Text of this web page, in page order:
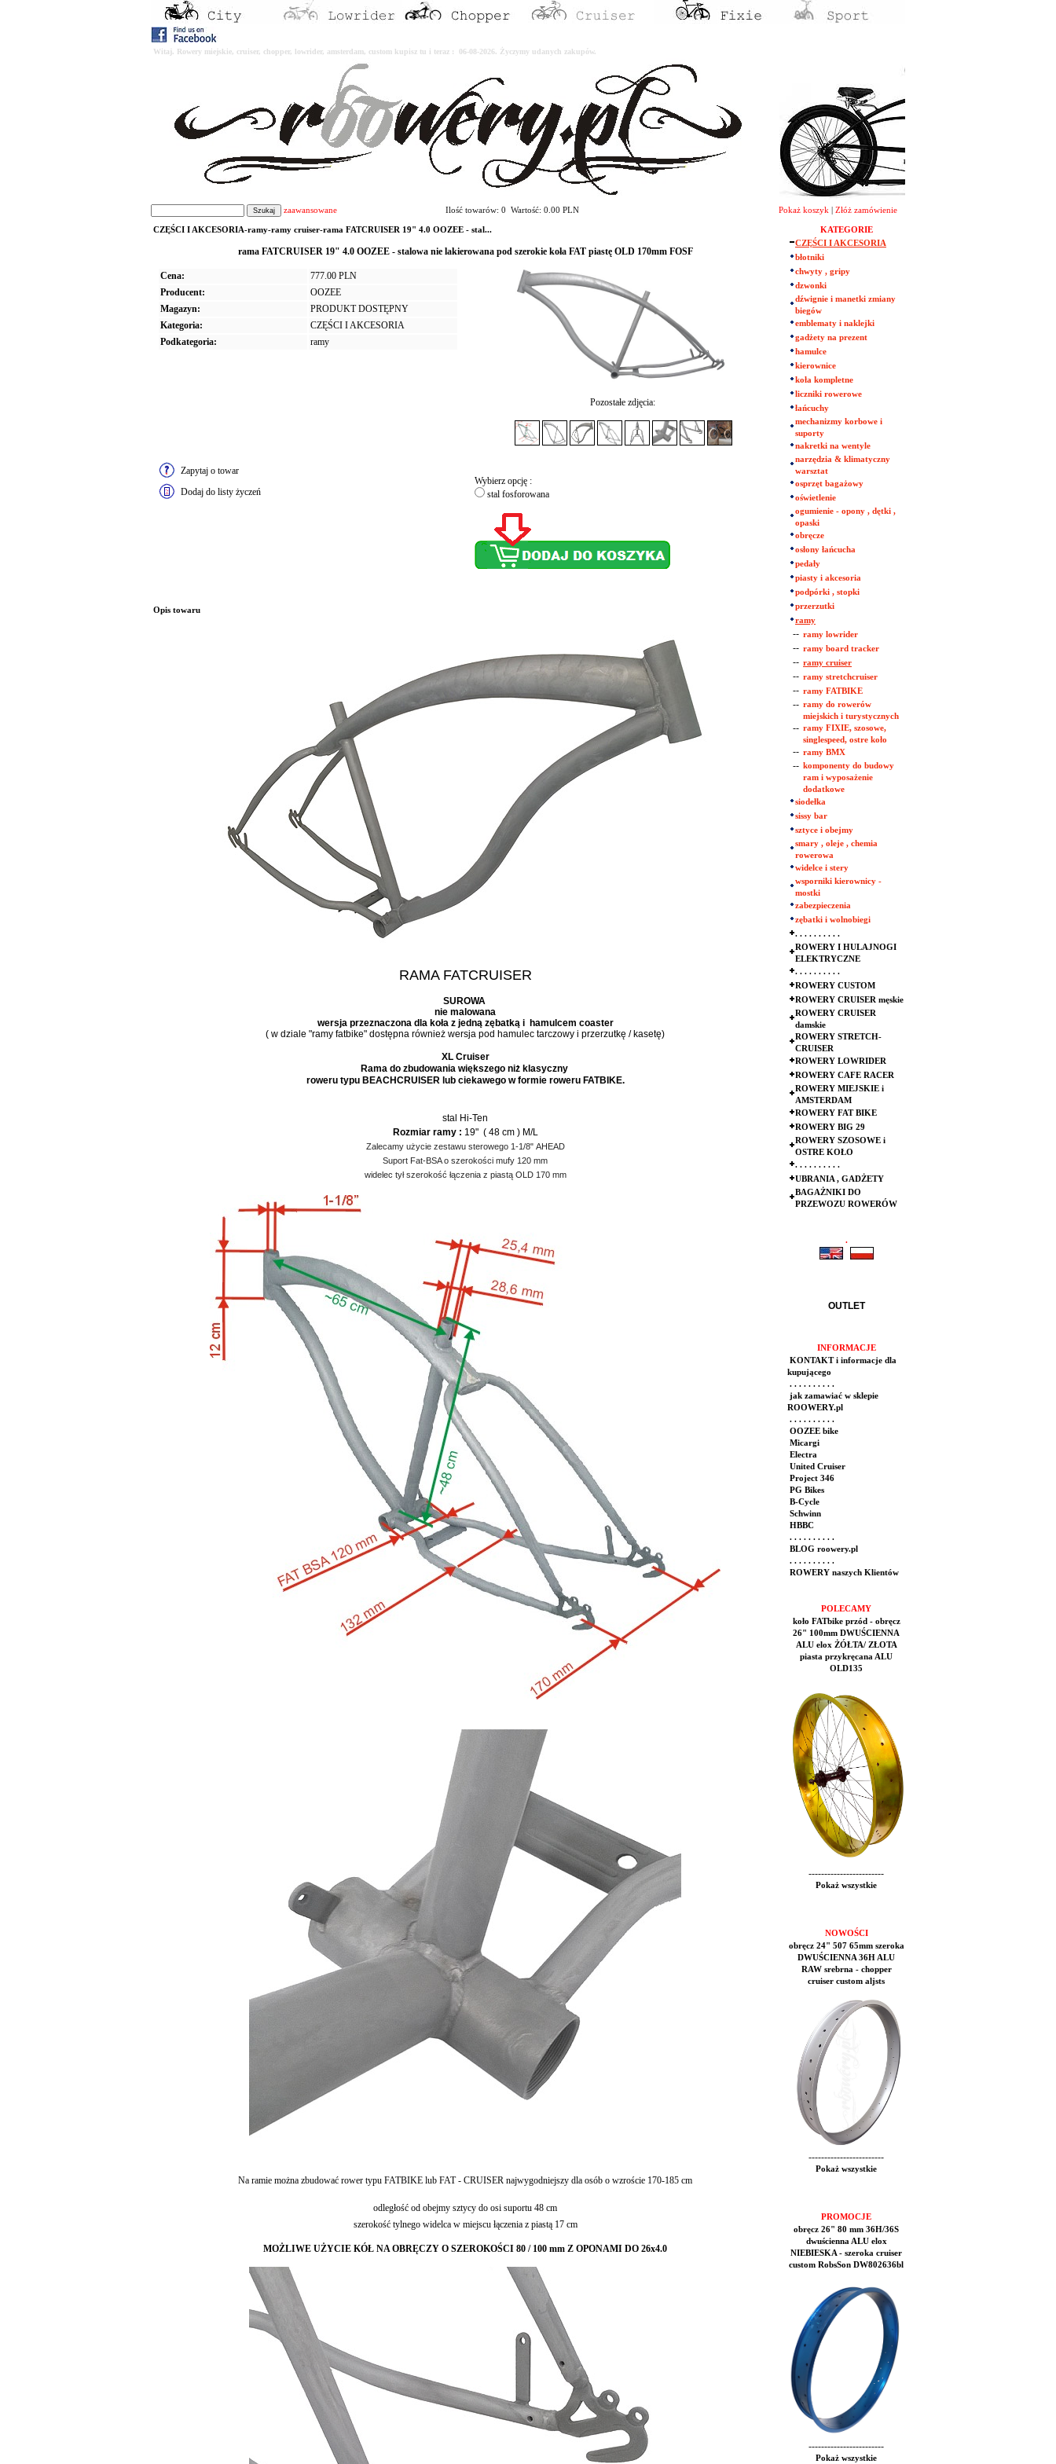
Witaj. Rowery miejskie, cruiser, chopper, lowrider, amsterdam, custom kupisz tu i teraz : 06-08-2026. Życzymy udanych zakupów.
zaawansowane Ilość towarów: 0 Wartość: 0.00 PLN Pokaż koszyk Złóż zamówienie
CZĘŚCI I AKCESORIA-ramy-ramy cruiser-rama FATCRUISER 19" 4.0 OOZEE - stal...
rama FATCRUISER 19" 4.0 OOZEE - stalowa nie lakierowana pod szerokie koła FAT piastę OLD 170mm FOSF
Cena:
777.00 PLN
Producent:
OOZEE
Magazyn:
PRODUKT DOSTĘPNY
Kategoria:
CZĘŚCI I AKCESORIA
Podkategoria:
ramy
Pozostałe zdjęcia:
Zapytaj o towar
Dodaj do listy życzeń
Wybierz opcję :
stal fosforowana
Opis towaru
RAMA FATCRUISER
SUROWA
nie malowana
wersja przeznaczona dla koła z jedną zębatką i hamulcem coaster
( w dziale "ramy fatbike" dostępna również wersja pod hamulec tarczowy i przerzutkę / kasetę)
XL Cruiser
Rama do zbudowania większego niż klasyczny
roweru typu BEACHCRUISER lub ciekawego w formie roweru FATBIKE.
stal Hi-Ten
Rozmiar ramy : 19" ( 48 cm ) M/L
Zalecamy użycie zestawu sterowego1-1/8" AHEAD
Suport Fat-BSA o szerokości mufy 120 mm
widelec tył szerokość łączenia z piastą OLD 170 mm
Na ramie można zbudować rower typu FATBIKE lub FAT - CRUISER najwygodniejszy dla osób o wzroście 170-185 cm
odległość od obejmy sztycy do osi suportu 48 cm
szerokość tylnego widelca w miejscu łączenia z piastą 17 cm
MOŻLIWE UŻYCIE KÓŁ NA OBRĘCZY O SZEROKOŚCI 80 / 100 mm Z OPONAMI DO 26x4.0
KATEGORIE
CZĘŚCI I AKCESORIA
błotniki
chwyty , gripy
dzwonki
dźwignie i manetki zmiany
biegów
emblematy i naklejki
gadżety na prezent
hamulce
kierownice
koła kompletne
liczniki rowerowe
łańcuchy
mechanizmy korbowe i
suporty
nakretki na wentyle
narzędzia & klimatyczny
warsztat
osprzęt bagażowy
oświetlenie
ogumienie - opony , dętki ,
opaski
obręcze
osłony łańcucha
pedały
piasty i akcesoria
podpórki , stopki
przerzutki
ramy
-- ramy lowrider
-- ramy board tracker
-- ramy cruiser
-- ramy stretchcruiser
-- ramy FATBIKE
-- ramy do rowerów
miejskich i turystycznych
-- ramy FIXIE, szosowe,
singlespeed, ostre koło
-- ramy BMX
-- komponenty do budowy
ram i wyposażenie
dodatkowe
siodełka
sissy bar
sztyce i obejmy
smary , oleje , chemia
rowerowa
widelce i stery
wsporniki kierownicy -
mostki
zabezpieczenia
zębatki i wolnobiegi
. . . . . . . . . .
ROWERY I HULAJNOGI
ELEKTRYCZNE
. . . . . . . . . .
ROWERY CUSTOM
ROWERY CRUISER męskie
ROWERY CRUISER
damskie
ROWERY STRETCH-
CRUISER
ROWERY LOWRIDER
ROWERY CAFE RACER
ROWERY MIEJSKIE i
AMSTERDAM
ROWERY FAT BIKE
ROWERY BIG 29
ROWERY SZOSOWE i
OSTRE KOŁO
. . . . . . . . . .
UBRANIA , GADŻETY
BAGAŻNIKI DO
PRZEWOZU ROWERÓW
.
OUTLET
INFORMACJE
KONTAKT i informacje dla
kupującego
. . . . . . . . . .
jak zamawiać w sklepie
ROOWERY.pl
. . . . . . . . . .
OOZEE bike
Micargi
Electra
United Cruiser
Project 346
PG Bikes
B-Cycle
Schwinn
HBBC
. . . . . . . . . .
BLOG roowery.pl
. . . . . . . . . .
ROWERY naszych Klientów
POLECAMY
koło FATbike przód - obręcz
26" 100mm DWUŚCIENNA
ALU elox ŻÓŁTA/ ZŁOTA
piasta przykręcana ALU
OLD135
------------------------
Pokaż wszystkie
NOWOŚCI
obręcz 24" 507 65mm szeroka
DWUŚCIENNA 36H ALU
RAW srebrna - chopper
cruiser custom aljsts
------------------------
Pokaż wszystkie
PROMOCJE
obręcz 26" 80 mm 36H/36S
dwuścienna ALU elox
NIEBIESKA - szeroka cruiser
custom RobsSon DW802636bl
------------------------
Pokaż wszystkie